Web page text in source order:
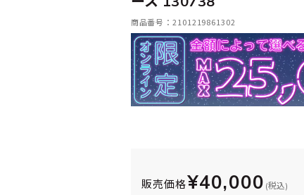
商品番号：2101219861302
販売価格¥40,000 (税込)